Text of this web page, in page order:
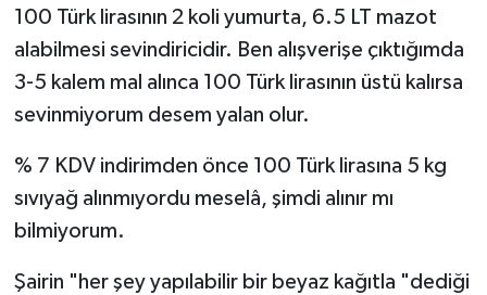
100 Türk lirasının 2 koli yumurta, 6.5 LT mazot
alabilmesi sevindiricidir. Ben alışverişe çıktığımda
3-5 kalem mal alınca 100 Türk lirasının üstü kalırsa
sevinmiyorum desem yalan olur.
% 7 KDV indirimden önce 100 Türk lirasına 5 kg
sıvıyağ alınmıyordu meselâ, şimdi alınır mı
bilmiyorum.
Şairin "her şey yapılabilir bir beyaz kağıtla "dediği